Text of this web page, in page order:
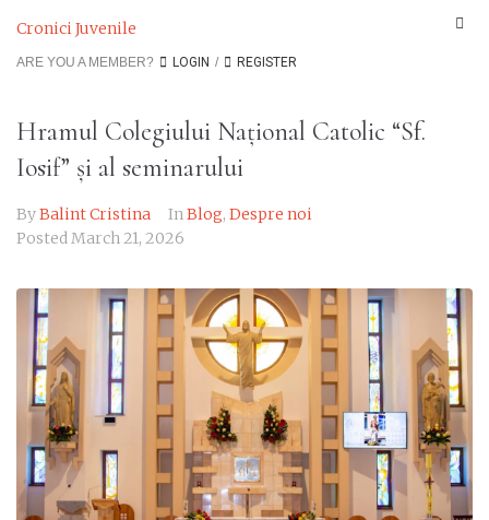
Cronici Juvenile
ARE YOU A MEMBER? LOGIN / REGISTER
Hramul Colegiului Național Catolic “Sf.
Iosif” și al seminarului
ByBalint Cristina InBlog, Despre noi
PostedMarch 21, 2026